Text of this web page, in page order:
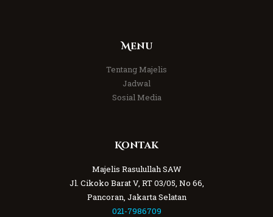
Menu
Tentang Majelis
Jadwal
Sosial Media
Kontak
Majelis Rasulullah SAW
Jl. Cikoko Barat V, RT 03/05, No 66,
Pancoran, Jakarta Selatan
021-7986709